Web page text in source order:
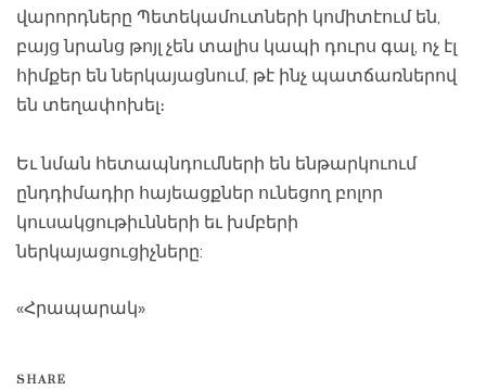
վարորդները Պետեկամուտների կոմիտէում են,
բայց նրանց թոյլ չեն տալիս կապի դուրս գալ, ոչ էլ
հիմքեր են ներկայացնում, թէ ինչ պատճառներով
են տեղափոխել։
Եւ նման հետապնդումների են ենթարկուում
ընդդիմադիր հայեացքներ ունեցող բոլոր
կուսակցութիւնների եւ խմբերի
ներկայացուցիչները:
«Հրապարակ»
SHARE